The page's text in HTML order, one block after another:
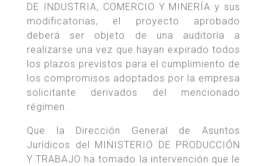
DE INDUSTRIA, COMERCIO Y MINERÍA y sus
modificatorias, el proyecto aprobado
deberá ser objeto de una auditoría a
realizarse una vez que hayan expirado todos
los plazos previstos para el cumplimiento de
los compromisos adoptados por la empresa
solicitante derivados del mencionado
régimen.
Que la Dirección General de Asuntos
Jurídicos del MINISTERIO DE PRODUCCIÓN
Y TRABAJO ha tomado la intervención que le